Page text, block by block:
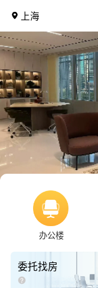
上海
办公楼
委托找房